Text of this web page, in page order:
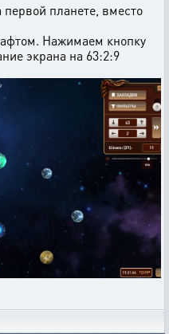
первой планете, вместо
Нажимаем кнопку
экрана на 63:2:9